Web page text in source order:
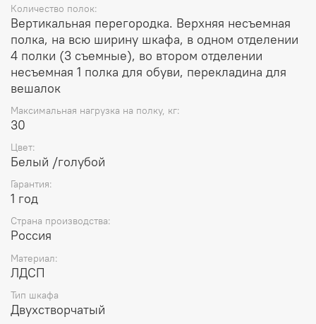
Количество полок:
Вертикальная перегородка. Верхняя несъемная
полка, на всю ширину шкафа, в одном отделении
4 полки (3 съемные), во втором отделении
несъемная 1 полка для обуви, перекладина для
вешалок
Максимальная нагрузка на полку, кг:
30
Цвет:
Белый /голубой
Гарантия:
1 год
Страна производства:
Россия
Материал:
ЛДСП
Тип шкафа
Двухстворчатый